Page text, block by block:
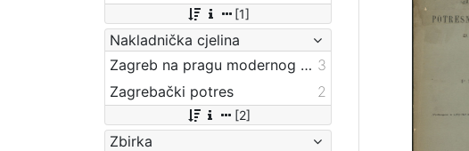
[1]
Nakladnička cjelina
Zagreb na pragu modernog doba 3
Zagrebački potres
2
[2]
Zbirka